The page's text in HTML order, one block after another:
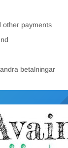
other payments
betalningar